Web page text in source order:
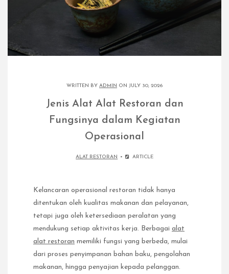
WRITTEN BY ADMIN ON JULY 30, 2026
Jenis Alat Alat Restoran dan
Fungsinya dalam Kegiatan
Operasional
ALAT RESTORAN ARTICLE
Kelancaran operasional restoran tidak hanya
ditentukan oleh kualitas makanan dan pelayanan,
tetapi juga oleh ketersediaan peralatan yang
mendukung setiap aktivitas kerja. Berbagai alat
alat restoran memiliki fungsi yang berbeda, mulai
dari proses penyimpanan bahan baku, pengolahan
makanan, hingga penyajian kepada pelanggan.